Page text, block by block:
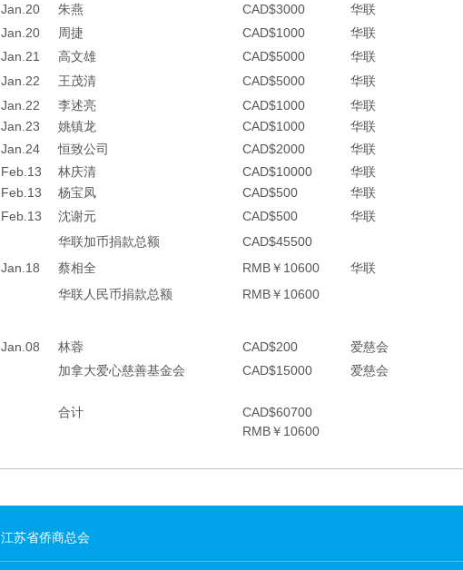
Jan.20
朱燕 CAD$3000
华联
Jan.20
周捷 CAD$1000
华联
Jan.21
高文雄 CAD$5000
华联
Jan.22
王茂清 CAD$5000
华联
Jan.22
李述亮 CAD$1000
华联
Jan.23
姚镇龙 CAD$1000
华联
Jan.24
恒致公司 CAD$2000
华联
Feb.13
林庆清 CAD$10000
华联
Feb.13
杨宝凤 CAD$500
华联
Feb.13
沈谢元 CAD$500
华联
华联加币捐款总额
CAD$45500
Jan.18
蔡相全 RMB￥10600
华联
华联人民币捐款总额
RMB￥10600
Jan.08 林蓉 CAD$200
爱慈会
加拿大爱心慈善基金会
CAD$15000 爱慈会
合计
CAD$60700
RMB￥10600
江苏省侨商总会